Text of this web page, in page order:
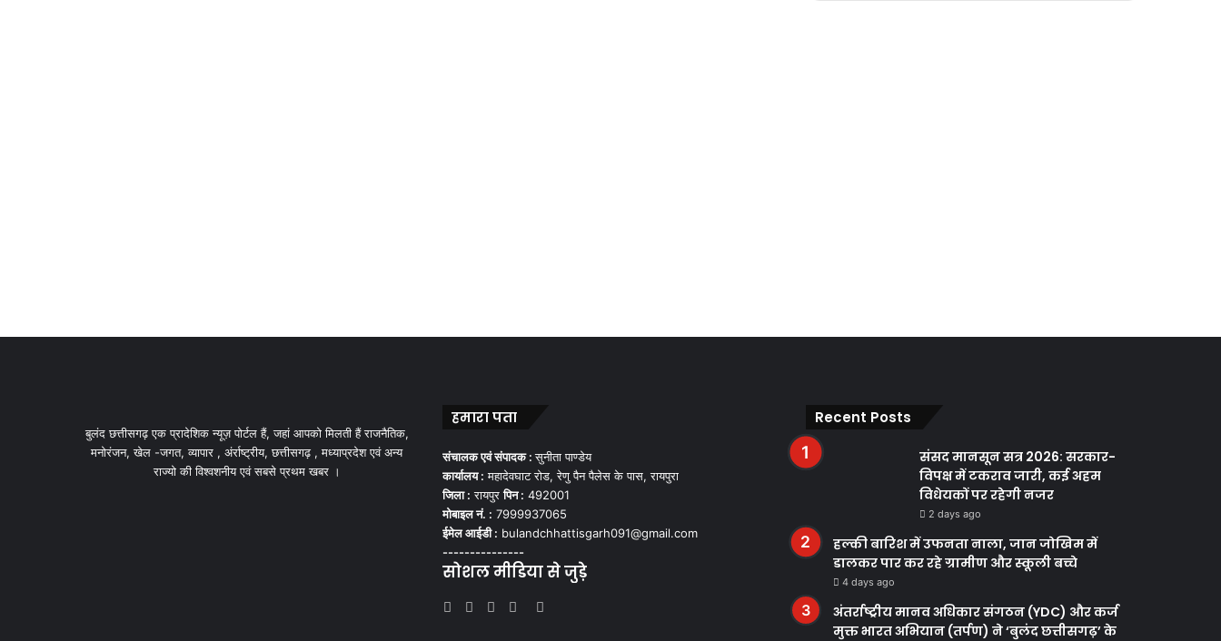
बुलंद छत्तीसगढ़ एक प्रादेशिक न्यूज़ पोर्टल हैं, जहां आपको मिलती हैं राजनैतिक,
मनोरंजन, खेल -जगत, व्यापार , अंर्राष्ट्रीय, छत्तीसगढ़ , मध्याप्रदेश एवं अन्य
राज्यो की विश्वशनीय एवं सबसे प्रथम खबर ।
हमारा पता
संचालक एवं संपादक :सुनीता पाण्डेय
कार्यालय : महादेवघाट रोड, रेणु पैन पैलेस के पास, रायपुरा
जिला : रायपुरपिन : 492001
मोबाइल नं. : 7999937065
ईमेल आईडी : bulandchhattisgarh091@gmail.com
---------------
सोशल मीडिया से जुड़े
Facebook
TwitterYouTubeInstagram
Recent Posts
संसद मानसून सत्र 2026: सरकार-
विपक्ष में टकराव जारी, कई अहम
विधेयकों पर रहेगी नजर
2 days ago
हल्की बारिश में उफनता नाला, जान जोखिम में
डालकर पार कर रहे ग्रामीण और स्कूली बच्चे
4 days ago
अंतर्राष्ट्रीय मानव अधिकार संगठन (YDC) और कर्ज
मुक्त भारत अभियान (तर्पण) ने ‘बुलंद छत्तीसगढ़’ के